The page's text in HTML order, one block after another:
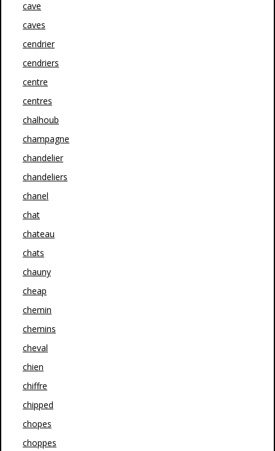
cave
caves
cendrier
cendriers
centre
centres
chalhoub
champagne
chandelier
chandeliers
chanel
chat
chateau
chats
chauny
cheap
chemin
chemins
cheval
chien
chiffre
chipped
chopes
choppes